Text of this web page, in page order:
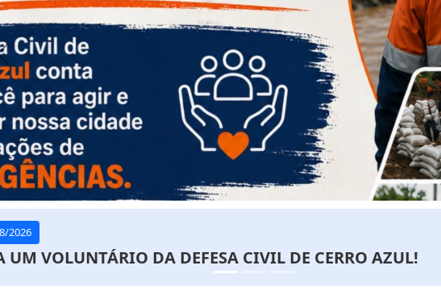
2026
Azul realiza Campanha de Multivacinação 2026 a
Anterior